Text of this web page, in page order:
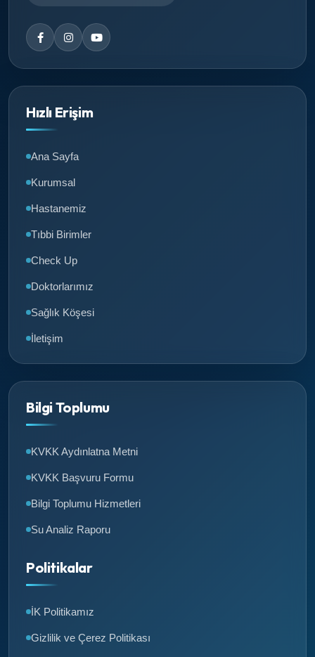
Hızlı Erişim
Ana Sayfa
Kurumsal
Hastanemiz
Tıbbi Birimler
Check Up
Doktorlarımız
Sağlık Köşesi
İletişim
Bilgi Toplumu
KVKK Aydınlatna Metni
KVKK Başvuru Formu
Bilgi Toplumu Hizmetleri
Su Analiz Raporu
Politikalar
İK Politikamız
Gizlilik ve Çerez Politikası